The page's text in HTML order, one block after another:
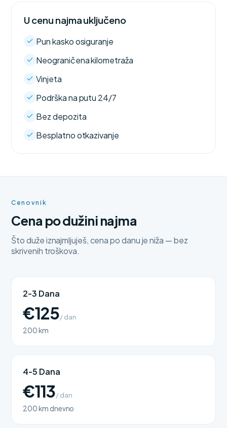
U cenu najma uključeno
Pun kasko osiguranje
Neograničena kilometraža
Vinjeta
Podrška na putu 24/7
Bez depozita
Besplatno otkazivanje
Cenovnik
Cena po dužini najma
Što duže iznajmljuješ, cena po danu je niža — bez
skrivenih troškova.
2-3 Dana
€125/ dan
200 km
4-5 Dana
€113/ dan
200 km dnevno